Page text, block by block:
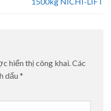
hiển thị công khai.Các
dấu *